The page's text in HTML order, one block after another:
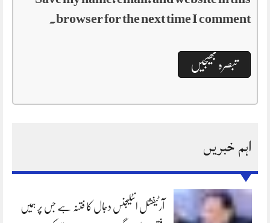
browser for the next time I comment.
اہم خبریں
آرٹیفشل انٹلیجنس دجال کا فتنہ ہے جس پر ہمیں